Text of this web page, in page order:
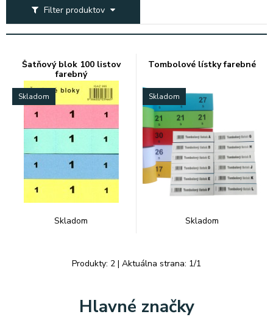
Filter produktov
Šatňový blok 100 listov
farebný
Skladom
Skladom
Tombolové lístky farebné
Skladom
Skladom
Produkty: 2 | Aktuálna strana: 1/1
Hlavné značky